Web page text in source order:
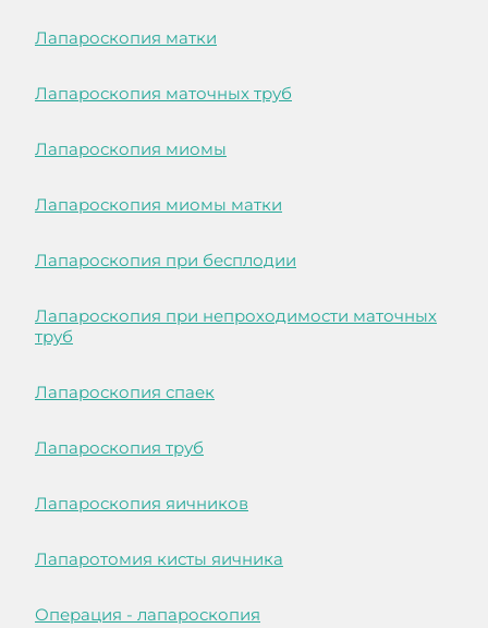
Лапароскопия матки
Лапароскопия маточных труб
Лапароскопия миомы
Лапароскопия миомы матки
Лапароскопия при бесплодии
Лапароскопия при непроходимости маточных
труб
Лапароскопия спаек
Лапароскопия труб
Лапароскопия яичников
Лапаротомия кисты яичника
Операция - лапароскопия